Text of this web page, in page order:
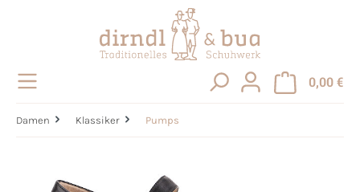
0,00 €
Damen Klassiker Pumps